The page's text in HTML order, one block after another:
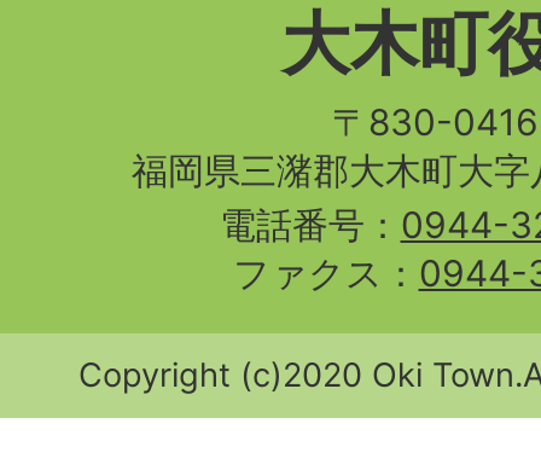
大木町
〒830-
福岡県三潴郡大木町大
電話番号： 0944-
ファクス： 0944-
Copyright (c)2020 Oki